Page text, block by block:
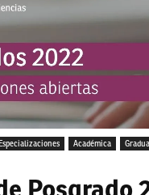
Académica